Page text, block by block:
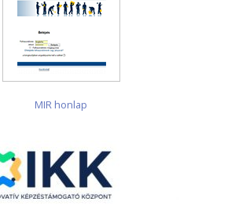
MIR honlap